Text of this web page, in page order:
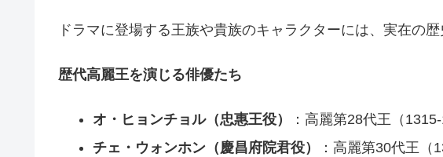
ドラマに登場する王族や貴族のキャラクターには、実在の
歴代高麗王を演じる俳優たち
オ・ヒョンチョル（忠惠王役）
：高麗第28代王（
チェ・ウォンホン（慶昌府院君役）
：高麗第30代王（